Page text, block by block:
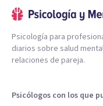
Psicología para
diarios sobre salud
relaciones de pareja.
Psicólogos con los que